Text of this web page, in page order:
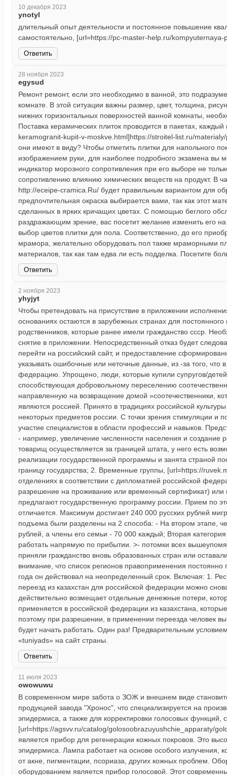
10 декабря 2023
ynotyl
длительный опыт деятельности и постоянное повышение
самостоятельно, [url=https://pc-master-help.ru/
Ответить
28 ноября 2023
egysud
Ремонт ремонт, если это необходимо в ванной, это
комнате. В этой ситуации важны размер, цвет, толщина,
нижних горизонтальных поверхностей ванной комнаты,
Поставка керамических плиток проводится в пакетах,
keramogranit-kupit-v-moskve.html]https://stroitel-list.ru/
они имеют в виду? Чтобы отметить плитки для напольного
изображением руки, для наиболее подробного экзамена вы
индикатор морозного сопротивления при его выборе не
сопротивлению влиянию химических веществ на продукт. В
http://eceipe-cramica.Ru/ будет правильным вариантом для
предпочтительная окраска выбирается вами, так как этот
сделанных в ярких кричащих цветах. С помощью беглого
раздражающим зрение, вас посетит желание изменить его
выбор цветов плитки для пола. Соответственно, до его
мрамора, желательно оборудовать пол также мраморными
материалов, так как там едва ли есть подделка. Посетите
Ответить
2 ноября 2023
yhyjyt
Чтобы претендовать на присутствие в приложении
основаниях остаются в зарубежных странах для
родственников, которые ранее имели гражданство ссср.
снятие в приложении. Непосредственный отказ будет
перейти на российский сайт, и предоставление
указывать ошибочные или неточные данные, из -за того, что
федерацию. Упрощено, люди, которые купили супругов/
способствующая добровольному переселению
направленную на возвращение домой »соотечественники,
являются россией. Принято в традициях российской
некоторых предметов россии. С точки зрения стимуляции и
участие специалистов в области профессий и навыков.
- например, увеличение численности населения и
товарищ осуществляется за границей штата, у него есть
реализации государственной программы и занята страной
границу государства; 2. Временные группы, [url=https://
отделениях в соответствии с дипломатией российской
разрешение на проживание или временный сертификат)
предлагают государственную программу россии. Прием по
отличается. Максимум достигает 240 000 русских рублей
подъема были разделены на 2 способа: - На втором этапе,
рублей, а члены его семьи - 70 000 каждый; Вторая
работать напрямую по прибытии. >- потомки всех
приняли гражданство вновь образованных стран или
внимание, что список регионов правоприменения
года он действовал на неопределенный срок. Включая: 1.
переезд из казахстан для российской федерации можно
действительно возмещает отдельные денежные потери,
применяется в российской федерации из казахстана,
поэтому при разрешении, в применении переезда человек
будет начать работать. Один раз! Предварительным
«tuniyads» на сайт страны.
Ответить
11 июля 2023
owowuwu
В современном мире забота о ЗОЖ и внешнем виде
продукцией завода "Хронос", что специализируется на
эпидермиса, а также для корректировки голосовых функций,
[url=https://agsvv.ru/catalog/golosoobrazuyushchie_apparaty/
является прибор для регенерации кожных покровов. Это
эпидермиса. Лампа работает на основе особого излучения,
от акне, пигментации, псориаза, других кожных проблем.
оборудованием является прибор голосовой. Этот